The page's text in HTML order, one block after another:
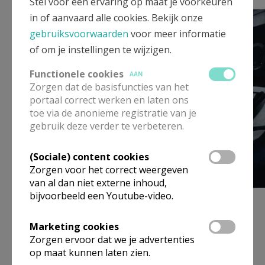
eerstemissei.jpg
Op 7 oktober 1942, in volle oorlogstijd, volgt Thérèse
Provoyeur priorin Quintin op, met wie zij 14 jaar als
assistente had samengewerkt. Gedurende vijfendertig
in of aanvaard alle cookies. Bekijk onze
gebruiksvoorwaarden voor meer informatie
of om je instellingen te wijzigen.
Functionele cookies
AAN
Zorgen dat de basisfuncties van het
portaal correct werken en laten ons
toe via de anonieme registratie van je
gebruik deze verder te verbeteren.
(Sociale) content cookies
Zorgen voor het correct weergeven
van al dan niet externe inhoud,
bijvoorbeeld een Youtube-video.
Marketing cookies
Zorgen ervoor dat we je advertenties
op maat kunnen laten zien.